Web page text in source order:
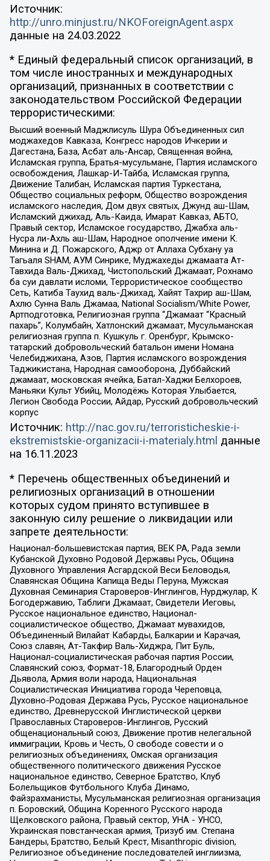
Источник:
http://unro.minjust.ru/NKOForeignAgent.aspx
данные на 24.03.2022
* Единый федеральный список организаций, в
том числе иностранных и международных
организаций, признанных в соответствии с
законодательством Российской Федерации
террористическими:
Высший военный Маджлисуль Шура Объединенных сил
моджахедов Кавказа, Конгресс народов Ичкерии и
Дагестана, База, Асбат аль-Ансар, Священная война,
Исламская группа, Братья-мусульмане, Партия исламского
освобождения, Лашкар-И-Тайба, Исламская группа,
Движение Талибан, Исламская партия Туркестана,
Общество социальных реформ, Общество возрождения
исламского наследия, Дом двух святых, Джунд аш-Шам,
Исламский джихад, Аль-Каида, Имарат Кавказ, АБТО,
Правый сектор, Исламское государство, Джабха аль-
Нусра ли-Ахль аш-Шам, Народное ополчение имени К.
Минина и Д. Пожарского, Аджр от Аллаха Субхану уа
Тагьаля SHAM, АУМ Синрике, Муджахеды джамаата Ат-
Тавхида Валь-Джихад, Чистопольский Джамаат, Рохнамо
ба суи давлати исломи, Террористическое сообщество
Сеть, Катиба Таухид валь-Джихад, Хайят Тахрир аш-Шам,
Ахлю Сунна Валь Джамаа, National Socialism/White Power,
Артподготовка, Религиозная группа “Джамаат “Красный
пахарь”, Колумбайн, Хатлонский джамаат, Мусульманская
религиозная группа п. Кушкуль г. Оренбург, Крымско-
татарский добровольческий батальон имени Номана
Челебиджихана, Азов, Партия исламского возрождения
Таджикистана, Народная самооборона, Дуббайский
джамаат, московская ячейка, Батал-Хаджи Белхороев,
Маньяки Культ Убийц, Молодёжь Которая Улыбается,
Легион Свобода России, Айдар, Русский добровольческий
корпус
Источник: http://nac.gov.ru/terroristicheskie-i-
ekstremistskie-organizacii-i-materialy.html данные
на 16.11.2023
* Перечень общественных объединений и
религиозных организаций в отношении
которых судом принято вступившее в
законную силу решение о ликвидации или
запрете деятельности:
Национал-большевистская партия, ВЕК РА, Рада земли
Кубанской Духовно Родовой Державы Русь, Община
Духовного Управления Асгардской Веси Беловодья,
Славянская Община Капища Веды Перуна, Мужская
Духовная Семинария Староверов-Инглингов, Нурджулар, К
Богодержавию, Таблиги Джамаат, Свидетели Иеговы,
Русское национальное единство, Национал-
социалистическое общество, Джамаат мувахидов,
Объединенный Вилайат Кабарды, Балкарии и Карачая,
Союз славян, Ат-Такфир Валь-Хиджра, Пит Буль,
Национал-социалистическая рабочая партия России,
Славянский союз, Формат-18, Благородный Орден
Дьявола, Армия воли народа, Национальная
Социалистическая Инициатива города Череповца,
Духовно-Родовая Держава Русь, Русское национальное
единство, Древнерусской Инглистической церкви
Православных Староверов-Инглингов, Русский
общенациональный союз, Движение против нелегальной
иммиграции, Кровь и Честь, О свободе совести и о
религиозных объединениях, Омская организация
общественного политического движения Русское
национальное единство, Северное Братство, Клуб
Болельщиков Футбольного Клуба Динамо,
Файзрахманисты, Мусульманская религиозная организация
п. Боровский, Община Коренного Русского народа
Щелковского района, Правый сектор, УНА - УНСО,
Украинская повстанческая армия, Тризуб им. Степана
Бандеры, Братство, Белый Крест, Misanthropic division,
Религиозное объединение последователей инглиизма,